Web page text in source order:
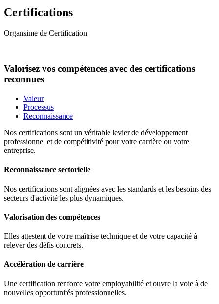
Certifications
Organsime de Certification
Valorisez vos compétences avec des certifications
reconnues
Valeur
Processus
Reconnaissance
Nos certifications sont un véritable levier de développement
professionnel et de compétitivité pour votre carrière ou votre
entreprise.
Reconnaissance sectorielle
Nos certifications sont alignées avec les standards et les besoins des
secteurs d'activité les plus dynamiques.
Valorisation des compétences
Elles attestent de votre maîtrise technique et de votre capacité à
relever des défis concrets.
Accélération de carrière
Une certification renforce votre employabilité et ouvre la voie à de
nouvelles opportunités professionnelles.